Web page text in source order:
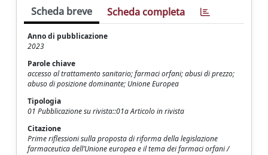
Scheda breve Scheda completa
Anno di pubblicazione
2023
Parole chiave
accesso al trattamento sanitario; farmaci orfani; abusi di prezzo;
abuso di posizione dominante; Unione Europea
Tipologia
01 Pubblicazione su rivista::01a Articolo in rivista
Citazione
Prime riflessioni sulla proposta di riforma della legislazione
farmaceutica dell’Unione europea e il tema dei farmaci orfani /